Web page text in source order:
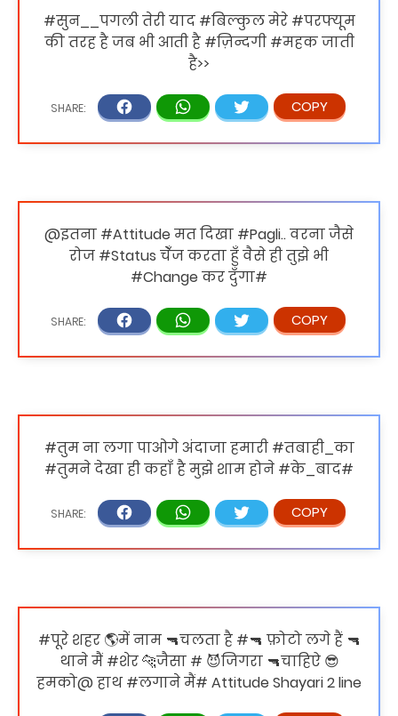
#सुन__पगली तेरी याद #बिल्कुल मेरे #परफ्यूम
की तरह है जब भी आती है #ज़िन्दगी #महक जाती
है>>
@इतना ‪#‎Attitude‬ मत दिखा ‪#‎Pagli‬.. वरना जैसे
रोज ‪#‎Status‬ चेँज करता हुँ वैसे ही तुझे भी
‪#‎Change‬ कर दुँगा#‬‬‬‬
#तुम ना लगा पाओगे अंदाजा हमारी #तबाही_का
#तुमने देखा ही कहाँ है मुझे शाम होने #के_बाद#
#पूरे शहर 🌎में नाम 🔫चलता है #🔫 फ़ोटो लगे हैं 🔫
थाने मैं #शेर 🐆जैसा # 😈जिगरा 🔫चाहिऐ 😎
हमको@ हाथ #लगाने मैं# Attitude Shayari 2 line